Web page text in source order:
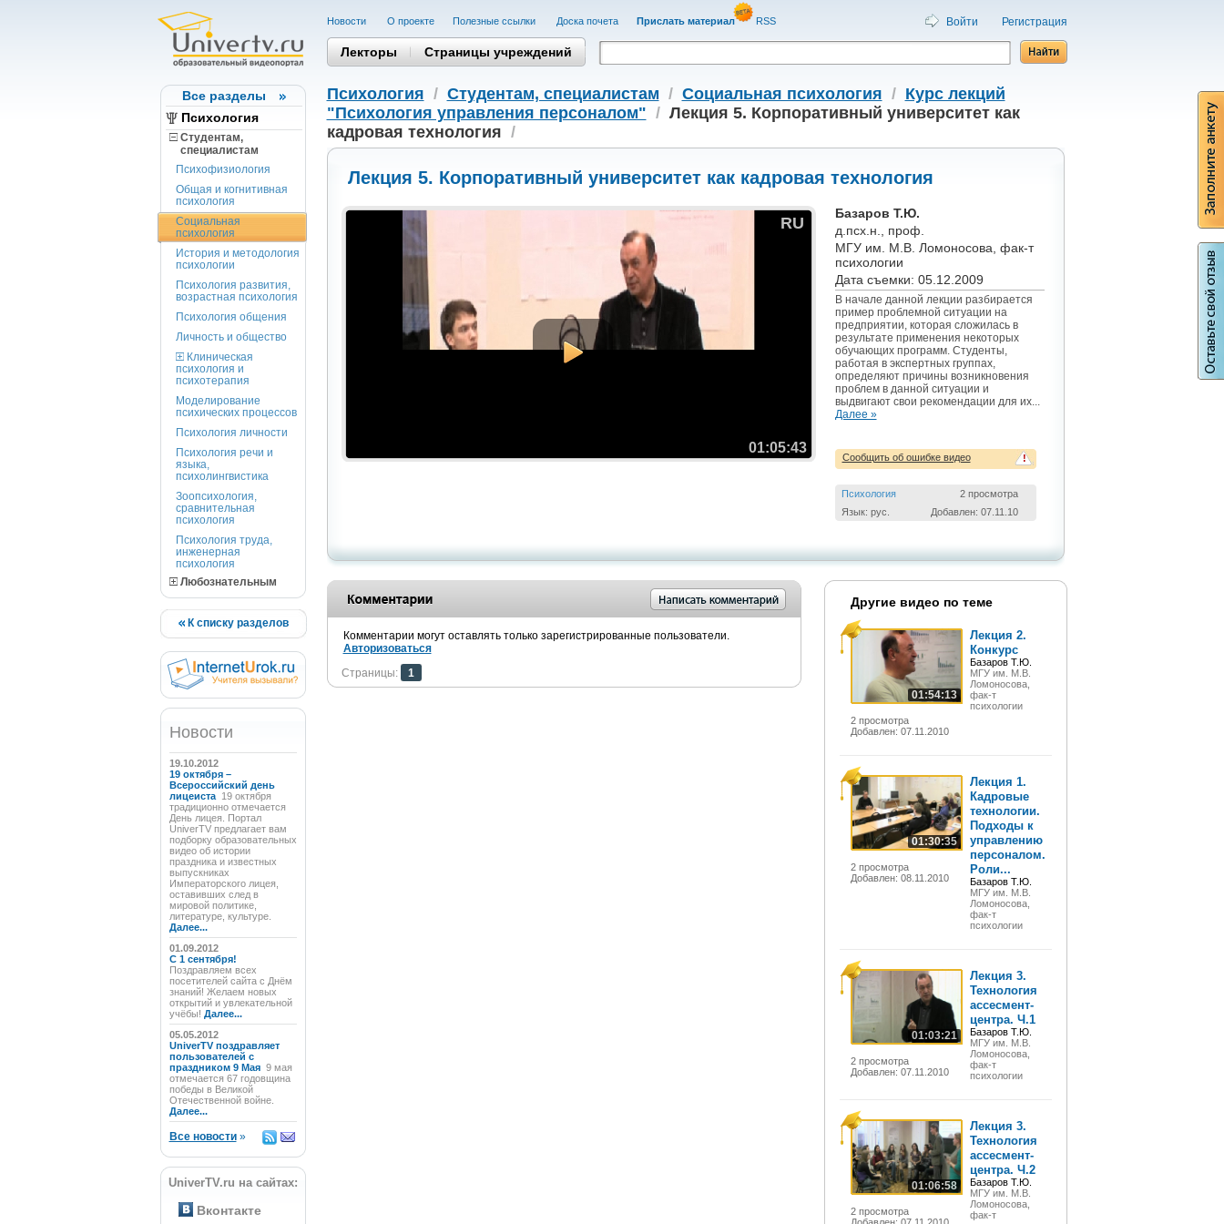
Все разделы
Психология
Студентам,
cпециалистам
Психофизиология
Общая и когнитивная
психология
Социальная
психология
История и методология
психологии
Психология развития,
возрастная психология
Психология общения
Личность и общество
Клиническая
психология и
психотерапия
Моделирование
психических процессов
Психология личности
Психология речи и
языка,
психолингвистика
Зоопсихология,
сравнительная
психология
Психология труда,
инженерная
психология
Любознательным
К списку разделов
Новости
19.10.2012
19 октября –
Всероссийский день
лицеиста 19 октября
традиционно отмечается
День лицея. Портал
UniverTV предлагает вам
подборку образовательных
видео об истории
праздника и известных
выпускниках
Императорского лицея,
оставивших след в
мировой политике,
литературе, культуре.
Далее...
01.09.2012
C 1 сентября!
Поздравляем всех
посетителей сайта с Днём
знаний! Желаем новых
открытий и увлекательной
учёбы! Далее...
05.05.2012
UniverTV поздравляет
пользователей с
праздником 9 Мая 9 мая
отмечается 67 годовщина
победы в Великой
Отечественной войне.
Далее...
Все новости»
UniverTV.ru на сайтах:
Вконтакте
Новости О проекте Полезные cсылки Доска почета Прислать материал RSS Войти Регистрация
Лекторы Страницы учреждений
Психология / Студентам, cпециалистам / Социальная психология / Курс лекций
"Психология управления персоналом" / Лекция 5. Корпоративный университет как
кадровая технология /
Лекция 5. Корпоративный университет как кадровая технология
RU
01:05:43
Базаров Т.Ю.
д.псх.н., проф.
МГУ им. М.В. Ломоносова, фак-т
психологии
Дата съемки: 05.12.2009
В начале данной лекции разбирается
пример проблемной ситуации на
предприятии, которая сложилась в
результате применения некоторых
обучающих программ. Студенты,
работая в экспертных группах,
определяют причины возникновения
проблем в данной ситуации и
выдвигают свои рекомендации для их...
Далее »
!
Сообщить об ошибке видео
Психология
2 просмотра
Язык: рус.
Добавлен: 07.11.10
Комментарии могут оставлять только зарегистрированные пользователи.
Авторизоваться
Страницы:
1
Другие видео по теме
01:54:13
2 просмотра
Добавлен: 07.11.2010
Лекция 2.
Конкурс
Базаров Т.Ю.
МГУ им. М.В.
Ломоносова,
фак-т
психологии
01:30:35
2 просмотра
Добавлен: 08.11.2010
Лекция 1.
Кадровые
технологии.
Подходы к
управлению
персоналом.
Роли...
Базаров Т.Ю.
МГУ им. М.В.
Ломоносова,
фак-т
психологии
01:03:21
2 просмотра
Добавлен: 07.11.2010
Лекция 3.
Технология
ассесмент-
центра. Ч.1
Базаров Т.Ю.
МГУ им. М.В.
Ломоносова,
фак-т
психологии
01:06:58
2 просмотра
Лекция 3.
Технология
ассесмент-
центра. Ч.2
Базаров Т.Ю.
МГУ им. М.В.
Ломоносова,
фак-т